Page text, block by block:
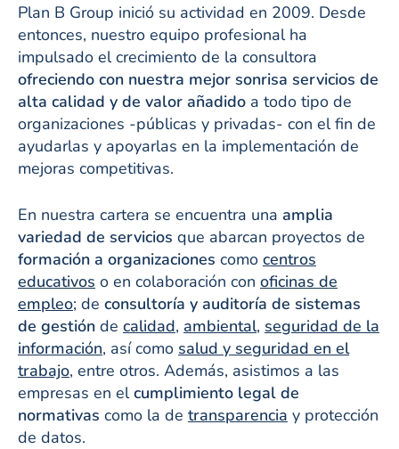
Plan B Group inició su actividad en 2009. Desde
entonces, nuestro equipo profesional ha
impulsado el crecimiento de la consultora
ofreciendo con nuestra mejor sonrisa servicios de
alta calidad y de valor añadido a todo tipo de
organizaciones -públicas y privadas- con el fin de
ayudarlas y apoyarlas en la implementación de
mejoras competitivas.
En nuestra cartera se encuentra una amplia
variedad de servicios que abarcan proyectos de
formación a organizaciones como centros
educativos o en colaboración con oficinas de
empleo; de consultoría y auditoría de sistemas
de gestión de calidad, ambiental, seguridad de la
información, así como salud y seguridad en el
trabajo, entre otros. Además, asistimos a las
empresas en elcumplimiento legal de
normativas como la de transparencia y protección
de datos.